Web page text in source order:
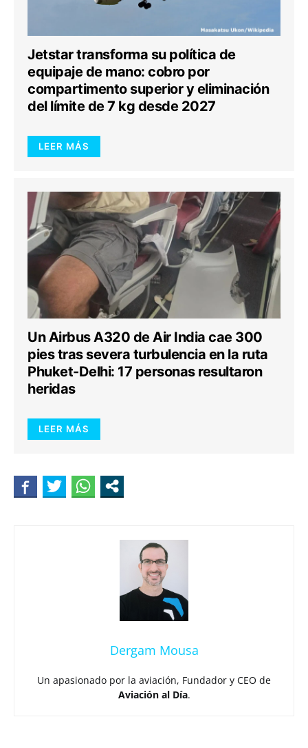
Jetstar transforma su política de
equipaje de mano: cobro por
compartimento superior y eliminación
del límite de 7 kg desde 2027
LEER MÁS
Un Airbus A320 de Air India cae 300
pies tras severa turbulencia en la ruta
Phuket-Delhi: 17 personas resultaron
heridas
LEER MÁS
Dergam Mousa
Un apasionado por la aviación, Fundador y CEO de
Aviación al Día.